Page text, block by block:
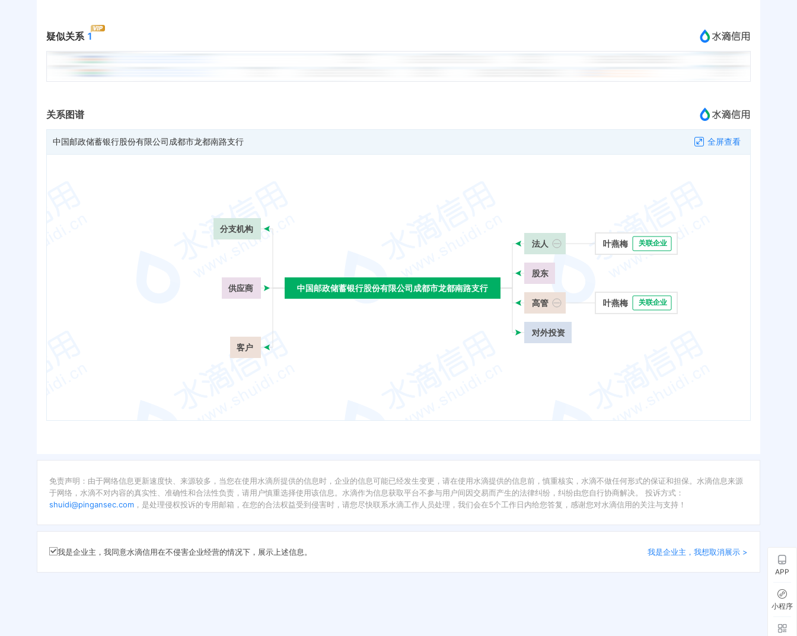
疑似关系 1
关系图谱
中国邮政储蓄银行股份有限公司成都市龙都南路支行 全屏查看
中国邮政储蓄银行股份有限公司成都市龙都南路支行
分支机构
供应商
客户
中国邮政储蓄银行股份有限公司成都市龙都南路支行
法人
股东
高管
对外投资
叶燕梅 关联企业
叶燕梅 关联企业
免责声明：由于网络信息更新速度快、来源较多，当您在使用水滴所提供的信息时，企业的信息可能已经发生变更，请在使用水滴提供的信息前，慎重核实，水滴不做任何形式的保证和担保。水滴信息来源
于网络，水滴不对内容的真实性、准确性和合法性负责，请用户慎重选择使用该信息。水滴作为信息获取平台不参与用户间因交易而产生的法律纠纷，纠纷由您自行协商解决。 投诉方式：
shuidi@pingansec.com ，是处理侵权投诉的专用邮箱，在您的合法权益受到侵害时，请您尽快联系水滴工作人员处理，我们会在5个工作日内给您答复，感谢您对水滴信用的关注与支持！
我是企业主，我同意水滴信用在不侵害企业经营的情况下，展示上述信息。 我是企业主，我想取消展示 >
APP
小程序